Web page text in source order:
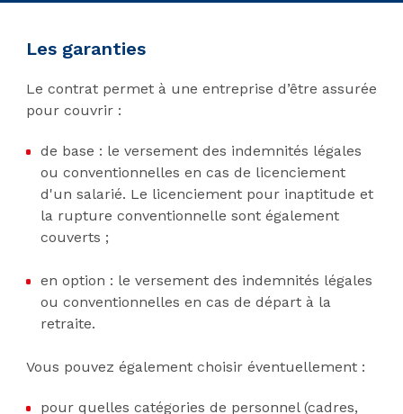
Les garanties
Le contrat permet à une entreprise d’être assurée
pour couvrir :
de base : le versement des indemnités légales
ou conventionnelles en cas de licenciement
d'un salarié. Le licenciement pour inaptitude et
la rupture conventionnelle sont également
couverts ;
en option : le versement des indemnités légales
ou conventionnelles en cas de départ à la
retraite.
Vous pouvez également choisir éventuellement :
pour quelles catégories de personnel (cadres,